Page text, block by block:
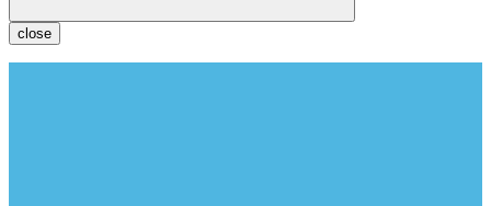
close